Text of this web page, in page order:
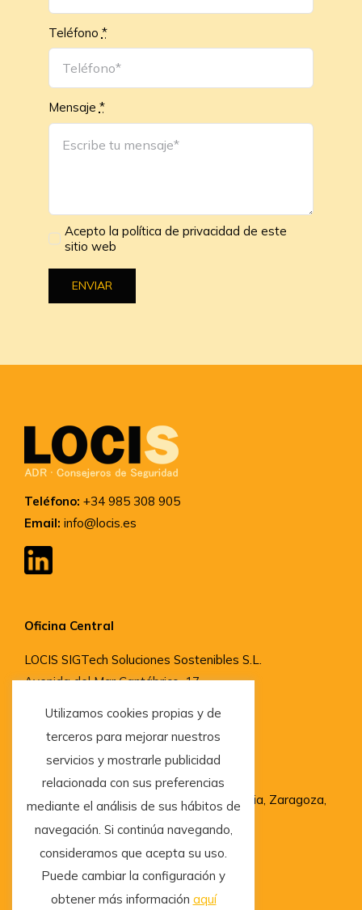
Teléfono *
Mensaje *
Acepto la política de privacidad de este
sitio web
ENVIAR
Teléfono: +34 985 308 905
Email: info@locis.es
Oficina Central
LOCIS SIGTech Soluciones Sostenibles S.L.
Avenida del Mar Cantábrico, 17,
Delegaciones
Madrid, Barcelona, San Sebastián, Valencia, Zaragoza,
Granada, Vigo, Salamanca y Sevilla
Utilizamos cookies propias y de
terceros para mejorar nuestros
servicios y mostrarle publicidad
relacionada con sus preferencias
mediante el análisis de sus hábitos de
navegación. Si continúa navegando,
consideramos que acepta su uso.
Puede cambiar la configuración y
obtener más información aquí